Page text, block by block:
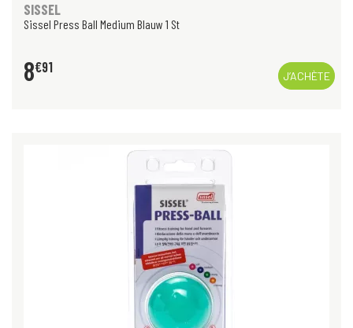
SISSEL
Sissel Press Ball Medium Blauw 1 St
8€91
J’ACHÈTE